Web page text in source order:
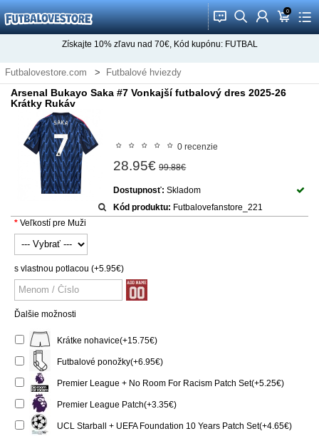
󰂱 󰂨 󰃳 0
󰃦 󰃖
Získajte 10%zľavu nad 70€, Kód kupónu: FUTBAL
Futbalovestore.com
Futbalové hviezdy
Futbalové Dresy Bukayo Saka
Arsenal Bukayo Saka #7 Vonkajší futbalový dres 2025-26
Krátky Rukáv
0 recenzie
28.95€ 99.88€
Dostupnosť: Skladom
Kód produktu: Futbalovefanstore_221
Veľkostí pre Muži
s vlastnou potlacou (+5.95€)
Ďalšie možnosti
Krátke nohavice(+15.75€)
Futbalové ponožky(+6.95€)
Premier League + No Room For Racism Patch Set(+5.25€)
Premier League Patch(+3.35€)
UCL Starball + UEFA Foundation 10 Years Patch Set(+4.65€)